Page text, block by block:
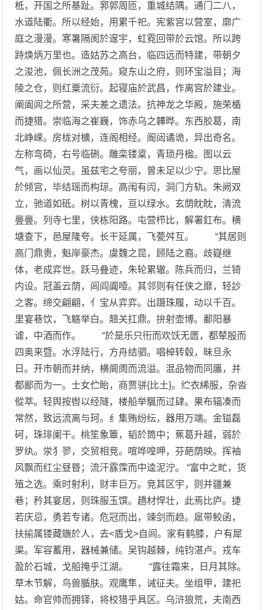
柢，开国之所基趾。郛郭周匝，重城结隅。通门二八，
水道陆衢。所以经始，用累千祀。宪紫宫以营室，廓广
庭之漫漫。寒暑隔阂於邃宇，虹霓回带於云馆。所以跨
跱焕炳万里也。造姑苏之高台，临四远而特建，带朝夕
之浚池，佩长洲之茂苑。窥东山之府，则环宝溢目；海
陵之仓，则红粟流衍。起寝庙於武昌，作离宫於建业。
阐阖闾之所营，采夫差之遗法。抗神龙之华殿，施荣楯
而捷猎。崇临海之崔巍，饰赤乌之韡晔。东西胶葛，南
北峥嵘。房栊对櫎，连阁相经。阍闼谲诡，异出奇名。
左称弯碕，右号临硎。雕栾镂楶，青琐丹楹。图以云
气，画以仙灵。虽兹宅之夸丽，曾未足以少宁。思比屋
於倾宫，毕结瑶而构琼。高闱有闶，洞门方轨。朱阙双
立，驰道如砥。树以青槐，亘以绿水。玄荫眈眈，清流
亹亹。列寺七里，侠栋阳路。屯营栉比，解署釭布。横
塘查下，邑屋隆夸。长干延属，飞甍舛互。 “其居则
高门鼎贵，魁岸豪杰。虞魏之昆，顾陆之裔。歧嶷继
体，老成弈世。跃马叠迹，朱轮累辙。陈兵而归，兰锜
内设。冠盖云荫，闾阎阗噎。其邻则有任侠之靡，轻訬
之客。缔交翩翩，亻宝从弈弈。出蹑珠履，动以千百。
里宴巷饮，飞觞举白。翘关扛鼎。拚射壶博。鄱阳暴
谑，中酒而作。 “於是乐只衎而欢饫无匮，都辇殷而
四奥来暨。水浮陆行，方舟结驷。唱棹转毂，昧旦永
日。开市朝而并纳，横阛阓而流溢。混品物而同廛，并
都鄙而为一。士女伫眙，商贾骈{比土}。纻衣絺服，杂沓
傱萃。轻舆按辔以经隧，楼船举颿而过肆。果布辐凑而
常然，致远流离与珂。纟集贿纷纭，器用万端。金镒磊
砢，珠琲阑干。桃笙象簟，韬於筒中；蕉葛升越，弱於
罗纨。泶犭翏，交贸相竞。喧哗喤呷，芬葩荫映。挥袖
风飘而红尘昼昬；流汗霡霂而中逵泥泞。 “富中之甿，货
殖之选。乘时射利，财丰巨万。竞其区宇，则并疆兼
巷；矜其宴居，则珠服玉馔。趫材悍壮，此焉比庐。捷
若庆忌，勇若专诸。危冠而出，竦剑而趋。扈带鲛函，
扶揄属镂藏鍦於人，去<盾戈>自闾。家有鹤膝，户有犀
渠。军容蓄用，器械兼储。吴钩越棘，纯钧湛卢。戎车
盈於石城，戈船掩乎江湖。 “露往霜来，日月其除。
草木节解，鸟兽腯肤。观鹰隼，诫征夫。坐组甲，建祀
姑。命官帅而拥铎，将校猎乎具区。乌浒狼荒，夫南西